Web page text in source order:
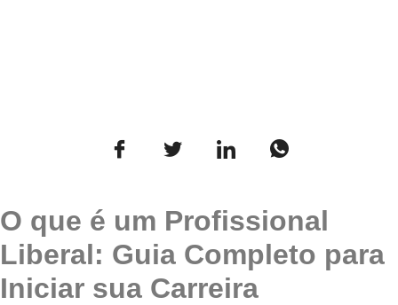
O que é um Profissional
Liberal: Guia Completo para
Iniciar sua Carreira